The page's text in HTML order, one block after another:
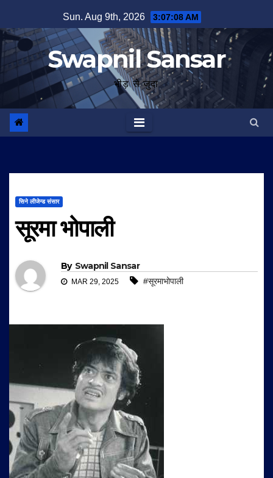
to
content
Sun. Aug 9th, 2026 3:07:08 AM
Swapnil Sansar
भीड़ से जुदा
सिने लीजेन्ड संसार
सूरमा भोपाली
By Swapnil Sansar
MAR 29, 2025 #सूरमाभोपाली